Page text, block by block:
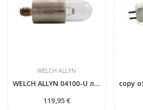
WELCH ALLYN
WELCH ALLYN 04100-U лампа
119,95 €